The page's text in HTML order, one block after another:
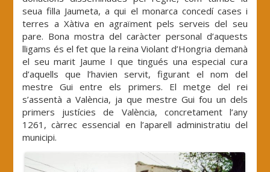
seua filla Jaumeta, a qui el monarca concedí cases i
terres a Xàtiva en agraïment pels serveis del seu
pare. Bona mostra del caràcter personal d’aquests
lligams és el fet que la reina Violant d’Hongria demanà
el seu marit Jaume I que tingués una especial cura
d’aquells que l’havien servit, figurant el nom del
mestre Gui entre els primers. El metge del rei
s’assentà a València, ja que mestre Gui fou un dels
primers justícies de València, concretament l’any
1261, càrrec essencial en l’aparell administratiu del
municipi.